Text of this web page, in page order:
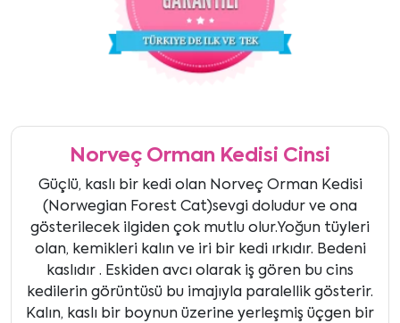
Norveç Orman Kedisi Cinsi
Güçlü, kaslı bir kedi olan Norveç Orman Kedisi
(Norwegian Forest Cat)sevgi doludur ve ona
gösterilecek ilgiden çok mutlu olur.Yoğun tüyleri
olan, kemikleri kalın ve iri bir kedi ırkıdır. Bedeni
kaslıdır . Eskiden avcı olarak iş gören bu cins
kedilerin görüntüsü bu imajıyla paralellik gösterir.
Kalın, kaslı bir boynun üzerine yerleşmiş üçgen bir